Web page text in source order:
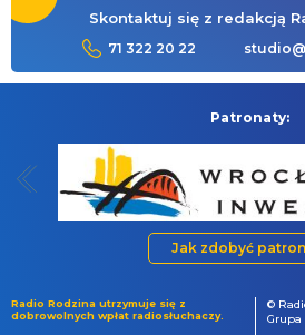
Skontaktuj się z redakcją
71 322 20 22
Patronaty:
Jak zdobyć
Radio Rodzina utrzymuje się z
dobrowolnych wpłat radiosłuchaczy.
©
Grupa